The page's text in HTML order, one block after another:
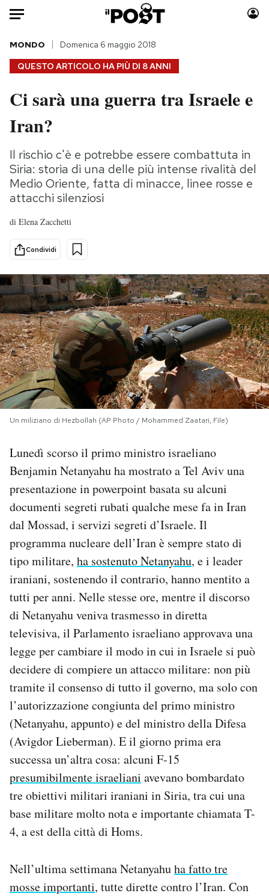
Auto
HOME
Italia
Politica
Tecnologia
Internet
Scienza
Cultura
Economia
Sport
Moda
Storie/Idee
Ok Boomer!
Media
PODCAST
NEWSLETTER
I MIEI PREFERITI
SHOP
CALENDARIO
AREA PERSONALE
Area Personale
Newsletter
Notifiche mobile
Regala il Post
Hai bisogno di aiuto?
Esci
QUESTO ARTICOLO HA PIÙ DI 8 ANNI
MONDO Domenica 6 maggio 2018
Ci sarà una guerra tra Israele e
Iran?
Il rischio c'è e potrebbe essere combattuta in
Siria: storia di una delle più intense rivalità del
Medio Oriente, fatta di minacce, linee rosse e
attacchi silenziosi
di Elena Zacchetti
Condividi
Un miliziano di Hezbollah (AP Photo / Mohammed Zaatari, File)
Lunedì scorso il primo ministro israeliano
Benjamin Netanyahu ha mostrato a Tel Aviv una
presentazione in powerpoint basata su alcuni
documenti segreti rubati qualche mese fa in Iran
dal Mossad, i servizi segreti d’Israele. Il
programma nucleare dell’Iran è sempre stato di
tipo militare, ha sostenuto Netanyahu, e i leader
iraniani, sostenendo il contrario, hanno mentito a
tutti per anni. Nelle stesse ore, mentre il discorso
di Netanyahu veniva trasmesso in diretta
televisiva, il Parlamento israeliano approvava una
legge per cambiare il modo in cui in Israele si può
decidere di compiere un attacco militare: non più
tramite il consenso di tutto il governo, ma solo con
l’autorizzazione congiunta del primo ministro
(Netanyahu, appunto) e del ministro della Difesa
(Avigdor Lieberman). E il giorno prima era
successa un’altra cosa: alcuni F-15
presumibilmente israeliani avevano bombardato
tre obiettivi militari iraniani in Siria, tra cui una
base militare molto nota e importante chiamata T-
4, a est della città di Homs.
Nell’ultima settimana Netanyahuha fatto tre
mosse importanti, tutte dirette contro l’Iran. Con